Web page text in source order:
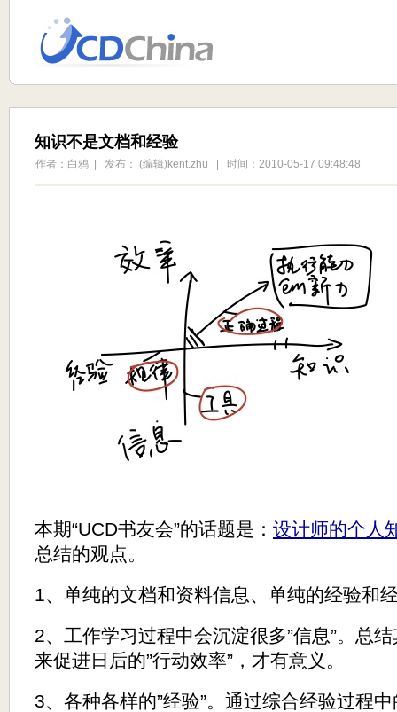
知识不是文档和经验
作者：白鸦 | 发布： (编辑)kent.zhu | 时间：2010-05-17 09:48:48
本期“UCD书友会”的话题是： 设计师的个人
总结的观点。
1、单纯的文档和资料信息、单纯的经验和
2、工作学习过程中会沉淀很多”信息”。总
来促进日后的”行动效率”，才有意义。
3、各种各样的”经验”。通过综合经验过程中